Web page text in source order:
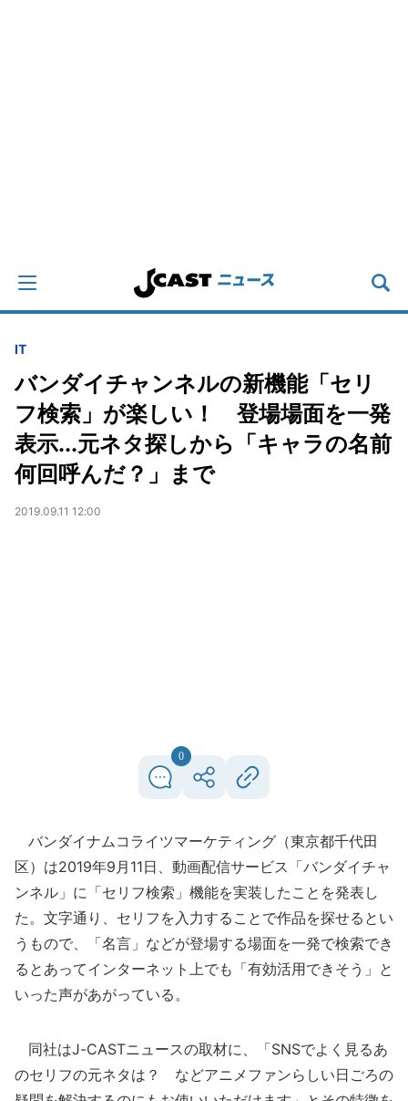
IT
バンダイチャンネルの新機能「セリ
フ検索」が楽しい！ 登場場面を一発
表示...元ネタ探しから「キャラの名前
何回呼んだ？」まで
2019.09.11 12:00
0
バンダイナムコライツマーケティング（東京都千代田
区）は2019年9月11日、動画配信サービス「バンダイチャ
ンネル」に「セリフ検索」機能を実装したことを発表し
た。文字通り、セリフを入力することで作品を探せるとい
うもので、「名言」などが登場する場面を一発で検索でき
るとあってインターネット上でも「有効活用できそう」と
いった声があがっている。
同社はJ-CASTニュースの取材に、「SNSでよく見るあ
のセリフの元ネタは？ などアニメファンらしい日ごろの